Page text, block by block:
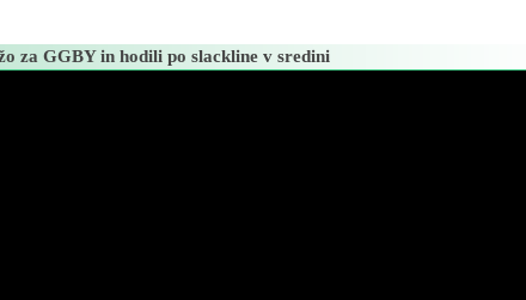
za GGBY in hodili po slackline v sredini